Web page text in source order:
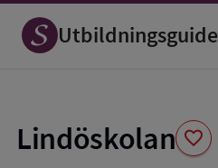
Lindöskolan favorite
Spara
som
favorit